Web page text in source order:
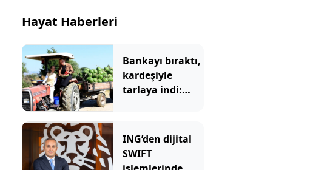
Hayat Haberleri
Bankayı bıraktı,
kardeşiyle
tarlaya indi:
ING’den dijital
SWIFT